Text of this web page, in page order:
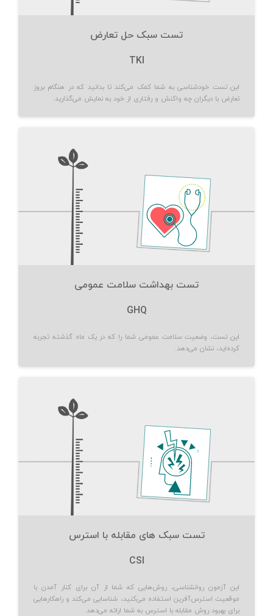
تست سبک حل تعارض
TKI
این تست خودشناسی به شما کمک می‌کند تا بدانید که در هنگام بروز
تعارض با دیگران چه واکنش و رفتاری از خود به نمایش می‌گذارید.
تست بهداشت سلامت عمومی
GHQ
این تست، وضعیت سلامت عمومی شما را که در یک ماه گذشته تجربه
کرده‌اید، نشان می‌دهد.
تست سبک های مقابله با استرس
CSI
این آزمون روانشناسی، روش‌هایی که شما از آن برای کنار آمدن با
موقعیت استرس‌آفرین استفاده می‌کنید، شناسایی می‌کند و راهکارهایی
برای بهبود روش مقابله با استرس به شما ارائه می‌دهد.